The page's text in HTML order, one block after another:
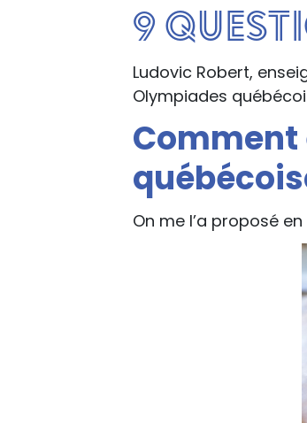
9
Ludovic Robert,
Olympiades
On me l’a proposé